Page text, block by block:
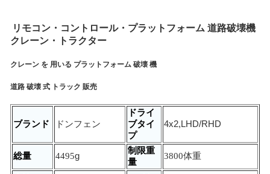
リモコン・コントロール・プラットフォーム 道路破壊機
クレーン・トラクター
クレーン を 用いる プラットフォーム 破壊 機
道路 破壊 式 トラック 販売
ブランド ドンフェン
ドライ
ブタイ
プ
4x2,LHD/RHD
総量 4495g
制限重
量
3800体重